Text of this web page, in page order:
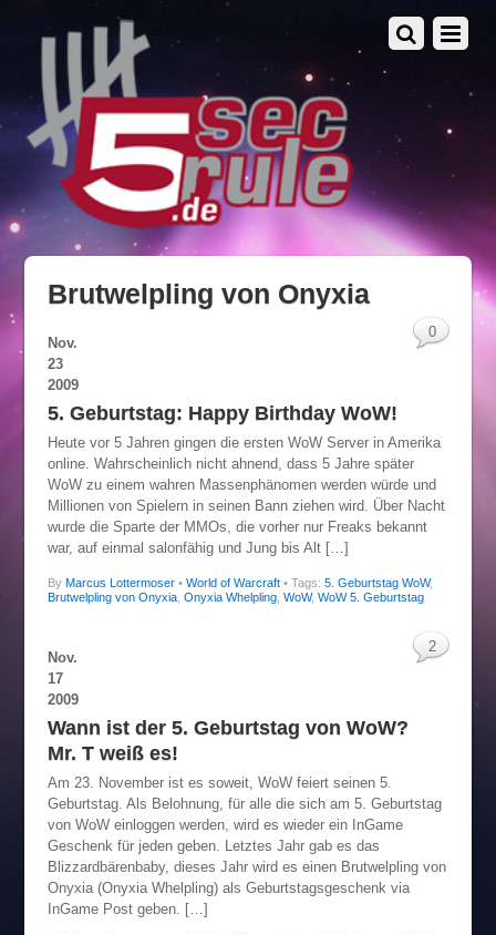
Brutwelpling von Onyxia
Nov.
23
2009
5. Geburtstag: Happy Birthday WoW!
Heute vor 5 Jahren gingen die ersten WoW Server in Amerika
online. Wahrscheinlich nicht ahnend, dass 5 Jahre später
WoW zu einem wahren Massenphänomen werden würde und
Millionen von Spielern in seinen Bann ziehen wird. Über Nacht
wurde die Sparte der MMOs, die vorher nur Freaks bekannt
war, auf einmal salonfähig und Jung bis Alt […]
By Marcus Lottermoser• World of Warcraft
0
• Tags: 5. Geburtstag WoW,
Brutwelpling von Onyxia, Onyxia Whelpling, WoW, WoW 5. Geburtstag
Nov.
17
2009
Wann ist der 5. Geburtstag von WoW?
Mr. T weiß es!
Am 23. November ist es soweit, WoW feiert seinen 5.
Geburtstag. Als Belohnung, für alle die sich am 5. Geburtstag
von WoW einloggen werden, wird es wieder ein InGame
Geschenk für jeden geben. Letztes Jahr gab es das
Blizzardbärenbaby, dieses Jahr wird es einen Brutwelpling von
Onyxia (Onyxia Whelpling) als Geburtstagsgeschenk via
InGame Post geben. […]
2